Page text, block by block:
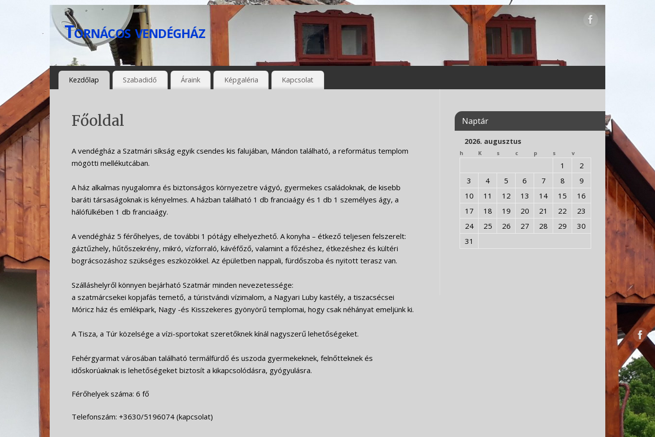
Tornácos vendégház
Kezdőlap Szabadidő Áraink Képgaléria Kapcsolat
Főoldal
A vendégház a Szatmári síkság egyik csendes kis falujában, Mándon található, a református templom
mögötti mellékutcában.
A ház alkalmas nyugalomra és biztonságos környezetre vágyó, gyermekes családoknak, de kisebb
baráti társaságoknak is kényelmes. A házban található 1 db franciaágy és 1 db 1 személyes ágy, a
hálófülkében 1 db franciaágy.
A vendégház 5 férőhelyes, de további 1 pótágy elhelyezhető. A konyha – étkező teljesen felszerelt:
gáztűzhely, hűtőszekrény, mikró, vízforraló, kávéfőző, valamint a főzéshez, étkezéshez és kültéri
bográcsozáshoz szükséges eszközökkel. Az épületben nappali, fürdőszoba és nyitott terasz van.
Szálláshelyről könnyen bejárható Szatmár minden nevezetessége:
a szatmárcsekei kopjafás temető, a túristvándi vízimalom, a Nagyari Luby kastély, a tiszacsécsei
Móricz ház és emlékpark, Nagy -és Kisszekeres gyönyörű templomai, hogy csak néhányat emeljünk ki.
A Tisza, a Túr közelsége a vízi-sportokat szeretőknek kínál nagyszerű lehetőségeket.
Fehérgyarmat városában található termálfürdő és uszoda gyermekeknek, felnőtteknek és
időskorúaknak is lehetőségeket biztosít a kikapcsolódásra, gyógyulásra.
Férőhelyek száma: 6 fő
Telefonszám: +3630/5196074 (kapcsolat)
Naptár
2026. augusztus
h K s c p s v
1
2
3
4 5 6 7 8
9
10
11 12 13 14 15
16
17
18 19 20 21 22
23
24
25 26 27 28 29
30
31